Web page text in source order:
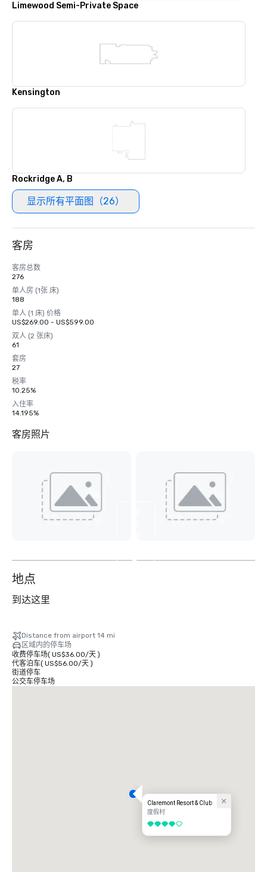
Limewood Semi-Private Space
Kensington
Rockridge A, B
显示所有平面图（26）
客房
客房总数
276
单人房 (1张 床)
188
单人 (1 床) 价格
US$269.00 - US$599.00
双人 (2 张床)
61
套房
27
税率
10.25%
入住率
14.195%
客房照片
2
地点
到达这里
Distance from airport 14 mi
区域内的停车场
收费停车场( US$36.00/天)
代客泊车( US$56.00/天)
街道停车
公交车停车场
Claremont Resort & Club
度假村
4/5